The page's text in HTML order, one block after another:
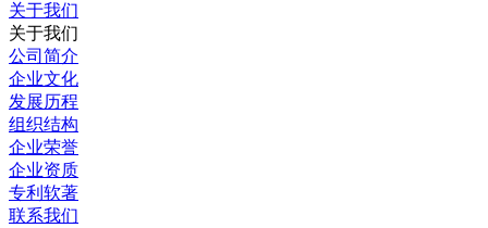
关于我们
关于我们
公司简介
企业文化
发展历程
组织结构
企业荣誉
企业资质
专利软著
联系我们